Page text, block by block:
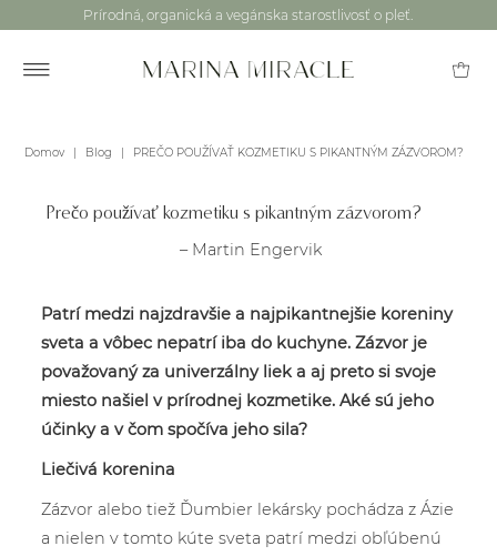
Prírodná, organická a vegánska starostlivosť o pleť.
Domov | Blog | PREČO POUŽÍVAŤ KOZMETIKU S PIKANTNÝM ZÁZVOROM?
Prečo používať kozmetiku s pikantným zázvorom?
– Martin Engervik
Patrí medzi najzdravšie a najpikantnejšie koreniny
sveta a vôbec nepatrí iba do kuchyne. Zázvor je
považovaný za univerzálny liek a aj preto si svoje
miesto našiel v prírodnej kozmetike. Aké sú jeho
účinky a v čom spočíva jeho sila?
Liečivá korenina
Zázvor alebo tiež Ďumbier lekársky pochádza z Ázie
a nielen v tomto kúte sveta patrí medzi obľúbenú